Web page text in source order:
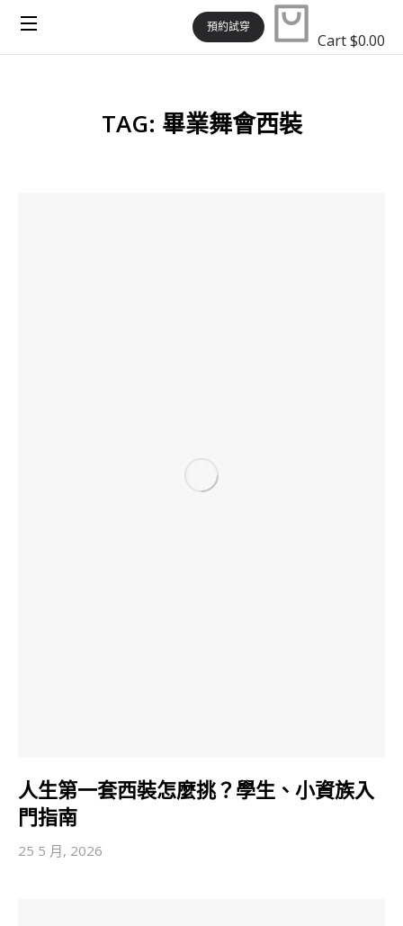
預約試穿
Cart$0.00
TAG: 畢業舞會西裝
人生第一套西裝怎麼挑？學生、小資族入
門指南
25 5 月, 2026